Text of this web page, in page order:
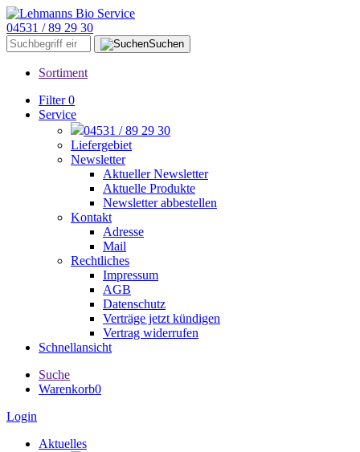
04531 / 89 29 30
Suchen
Sortiment
Filter 0
Service
04531 / 89 29 30
Liefergebiet
Newsletter
Aktueller Newsletter
Aktuelle Produkte
Newsletter abbestellen
Kontakt
Adresse
Mail
Rechtliches
Impressum
AGB
Datenschutz
Verträge jetzt kündigen
Vertrag widerrufen
Schnellansicht
Suche
Warenkorb0
Login
Aktuelles